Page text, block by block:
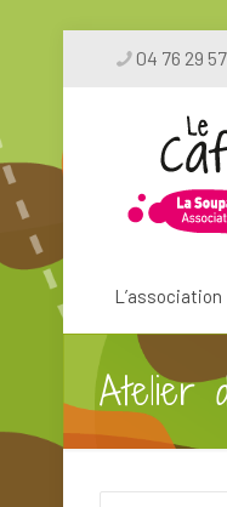
04 76 29 57
L’association
Atelier